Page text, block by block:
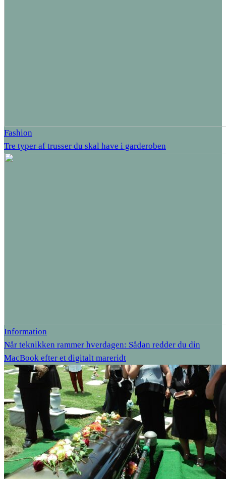
Fashion
Tre typer af trusser du skal have i garderoben
Information
Når teknikken rammer hverdagen: Sådan redder du din
MacBook efter et digitalt mareridt